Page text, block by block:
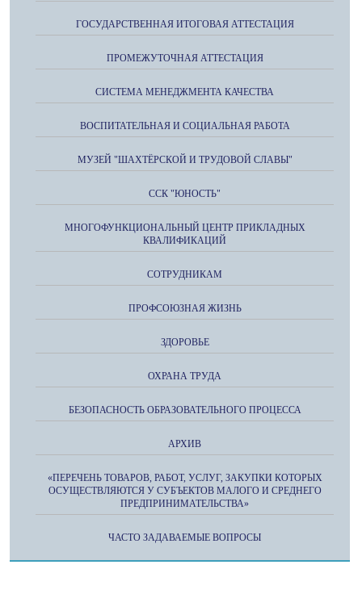
ГОСУДАРСТВЕННАЯ ИТОГОВАЯ АТТЕСТАЦИЯ
ПРОМЕЖУТОЧНАЯ АТТЕСТАЦИЯ
СИСТЕМА МЕНЕДЖМЕНТА КАЧЕСТВА
ВОСПИТАТЕЛЬНАЯ И СОЦИАЛЬНАЯ РАБОТА
МУЗЕЙ "ШАХТЁРСКОЙ И ТРУДОВОЙ СЛАВЫ"
ССК "ЮНОСТЬ"
МНОГОФУНКЦИОНАЛЬНЫЙ ЦЕНТР ПРИКЛАДНЫХ
КВАЛИФИКАЦИЙ
СОТРУДНИКАМ
ПРОФСОЮЗНАЯ ЖИЗНЬ
ЗДОРОВЬЕ
ОХРАНА ТРУДА
БЕЗОПАСНОСТЬ ОБРАЗОВАТЕЛЬНОГО ПРОЦЕССА
АРХИВ
«ПЕРЕЧЕНЬ ТОВАРОВ, РАБОТ, УСЛУГ, ЗАКУПКИ КОТОРЫХ
ОСУЩЕСТВЛЯЮТСЯ У СУБЪЕКТОВ МАЛОГО И СРЕДНЕГО
ПРЕДПРИНИМАТЕЛЬСТВА»
ЧАСТО ЗАДАВАЕМЫЕ ВОПРОСЫ